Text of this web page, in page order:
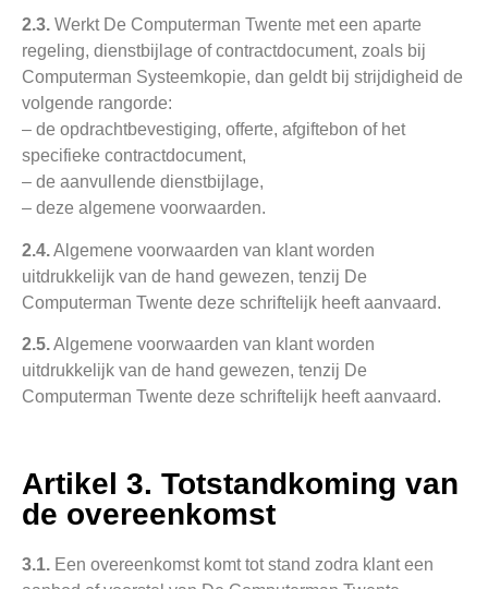
2.3. Werkt De Computerman Twente met een aparte
regeling, dienstbijlage of contractdocument, zoals bij
Computerman Systeemkopie, dan geldt bij strijdigheid de
volgende rangorde:
– de opdrachtbevestiging, offerte, afgiftebon of het
specifieke contractdocument,
– de aanvullende dienstbijlage,
– deze algemene voorwaarden.
2.4.Algemene voorwaarden van klant worden
uitdrukkelijk van de hand gewezen, tenzij De
Computerman Twente deze schriftelijk heeft aanvaard.
2.5.Algemene voorwaarden van klant worden
uitdrukkelijk van de hand gewezen, tenzij De
Computerman Twente deze schriftelijk heeft aanvaard.
Artikel 3. Totstandkoming van
de overeenkomst
3.1. Een overeenkomst komt tot stand zodra klant een